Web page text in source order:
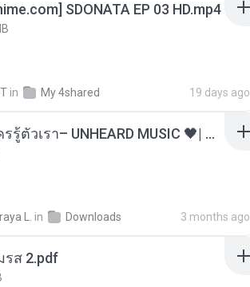
SDONATA EP 03 HD.mp4
in My 4shared 19 days ago
ไม่มีใครรู้ตัวเรา– UNHEARD MUSIC 🖤| Official Lyric Video | เพลงสู้ชีวิต
L. in Downloads 3 months ago
รส 2.pdf